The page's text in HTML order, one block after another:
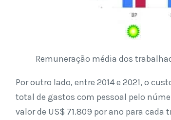
Remuneração média dos
Por outro lado, entre 2014 e 2021, o
total de gastos com pessoal pelo
valor de US$ 71.809 por ano para